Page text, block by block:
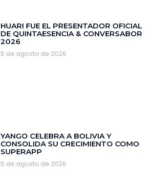
HUARI FUE EL PRESENTADOR OFICIAL
DE QUINTAESENCIA & CONVERSABOR
2026
5 de agosto de 2026
YANGO CELEBRA A BOLIVIA Y
CONSOLIDA SU CRECIMIENTO COMO
SUPERAPP
5 de agosto de 2026